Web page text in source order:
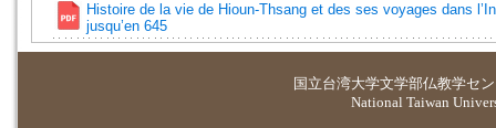
Histoire de la vie de Hioun-Thsang et des ses voyages dans
jusqu’en 645
国立台湾大学文学部仏教学セ
National Taiwan